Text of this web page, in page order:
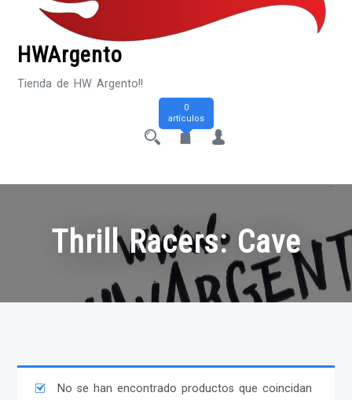
HWArgento
Tienda de HW Argento!!
0
artículos
Thrill Racers: Cave
No se han encontrado productos que coincidan